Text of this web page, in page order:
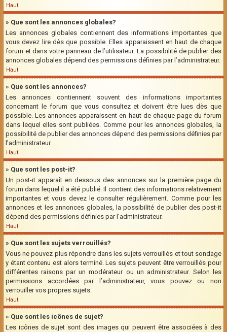
Haut
» Que sont les annonces globales?
Les annonces globales contiennent des informations importantes que
vous devez lire dès que possible. Elles apparaissent en haut de chaque
forum et dans votre panneau de l’utilisateur. La possibilité de publier des
annonces globales dépend des permissions définies par l’administrateur.
Haut
» Que sont les annonces?
Les annonces contiennent souvent des informations importantes
concernant le forum que vous consultez et doivent être lues dès que
possible. Les annonces apparaissent en haut de chaque page du forum
dans lequel elles sont publiées. Comme pour les annonces globales, la
possibilité de publier des annonces dépend des permissions définies par
l’administrateur.
Haut
» Que sont les post-it?
Un post-it apparaît en dessous des annonces sur la première page du
forum dans lequel il a été publié. Il contient des informations relativement
importantes et vous devez le consulter régulièrement. Comme pour les
annonces et les annonces globales, la possibilité de publier des post-it
dépend des permissions définies par l’administrateur.
Haut
» Que sont les sujets verrouillés?
Vous ne pouvez plus répondre dans les sujets verrouillés et tout sondage
y étant contenu est alors terminé. Les sujets peuvent être verrouillés pour
différentes raisons par un modérateur ou un administrateur. Selon les
permissions accordées par l’administrateur, vous pouvez ou non
verrouiller vos propres sujets.
Haut
» Que sont les icônes de sujet?
Les icônes de sujet sont des images qui peuvent être associées à des